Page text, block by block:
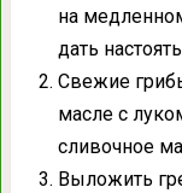
на
дать
Свежие
масле с
сливочное
Выложить